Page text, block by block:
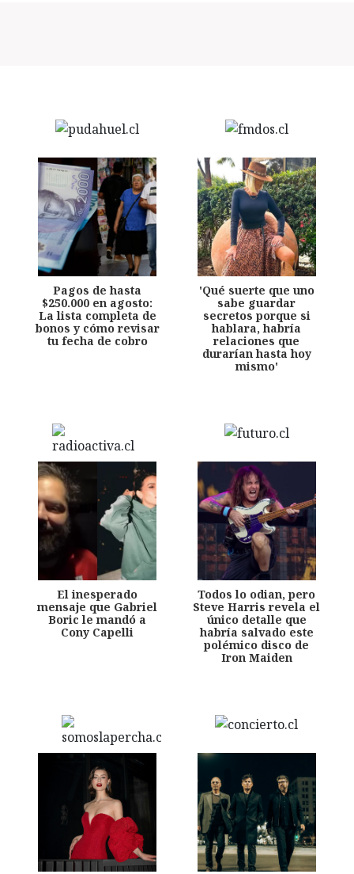
Pagos de hasta
$250.000 en agosto:
La lista completa de
bonos y cómo revisar
tu fecha de cobro
'Qué suerte que uno
sabe guardar
secretos porque si
hablara, habría
relaciones que
durarían hasta hoy
mismo'
El inesperado
mensaje que Gabriel
Boric le mandó a
Cony Capelli
Todos lo odian, pero
Steve Harris revela el
único detalle que
habría salvado este
polémico disco de
Iron Maiden